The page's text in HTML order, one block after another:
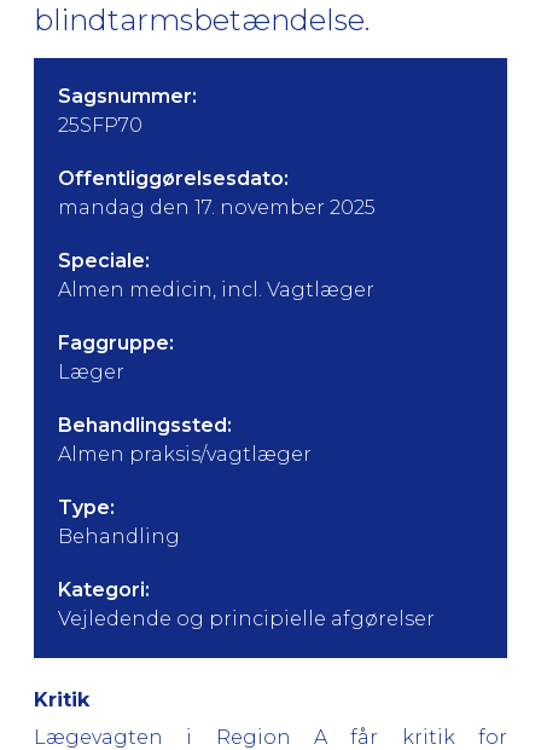
blindtarmsbetændelse.
Sagsnummer:
25SFP70
Offentliggørelsesdato:
mandag den 17. november 2025
Speciale:
Almen medicin, incl. Vagtlæger
Faggruppe:
Læger
Behandlingssted:
Almen praksis/vagtlæger
Type:
Behandling
Kategori:
Vejledende og principielle afgørelser
Kritik
Lægevagten i Region A får kritik for